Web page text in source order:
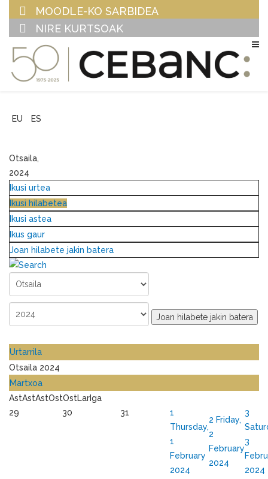
MOODLE-KO SARBIDEA
NIRE KURTSOAK
EU ES
Otsaila,
2024
Ikusi urtea
Ikusi hilabetea
Ikusi astea
Ikus gaur
Joan hilabete jakin batera
Joan hilabete jakin batera
Urtarrila
Otsaila 2024
Martxoa
AstAstAstOstOstLarIga
29
30 31
1
Thursday,
1
February
2024
2 Friday,
2
February
2024
3
3
2024